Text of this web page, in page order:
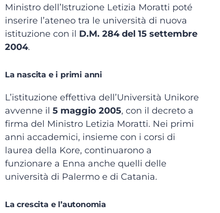
Ministro dell’Istruzione Letizia Moratti poté
inserire l’ateneo tra le università di nuova
istituzione con il D.M. 284 del 15 settembre
2004.
La nascita e i primi anni
L’istituzione effettiva dell’Università Unikore
avvenne il 5 maggio 2005, con il decreto a
firma del Ministro Letizia Moratti. Nei primi
anni accademici, insieme con i corsi di
laurea della Kore, continuarono a
funzionare a Enna anche quelli delle
università di Palermo e di Catania.
La crescita e l’autonomia